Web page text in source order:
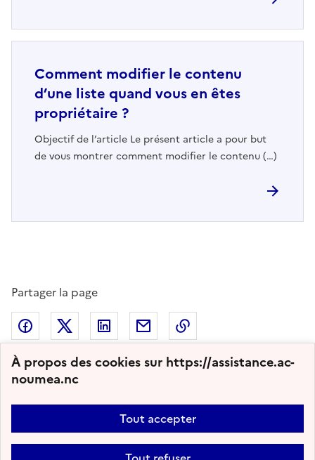
À propos des cookies sur https://assistance.ac-
noumea.nc
Tout accepter
Comment modifier le contenu
d’une liste quand vous en êtes
propriétaire ?
Objectif de l’article Le présent article a pour but
de vous montrer comment modifier le contenu (…)
Partager la page
Partager sur Facebook
Partager sur Twitter
Partager sur LinkedIn
Partager par email
Plan du site Nous contacter
Accessibilité : partiellement conforme